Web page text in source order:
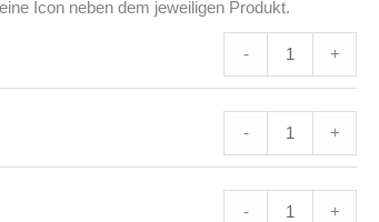
Icon neben dem jeweiligen Produkt.
- +
- +
- +